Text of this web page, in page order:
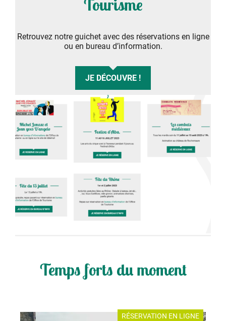
Tourisme
Retrouvez notre guichet avec des réservations en ligne
ou en bureau d’information.
JE DÉCOUVRE !
Temps forts du moment
RÉSERVATION EN LIGNE